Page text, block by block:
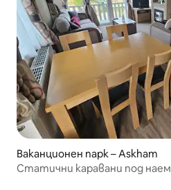
Ваканционен парк – Askham
Статични каравани под наем